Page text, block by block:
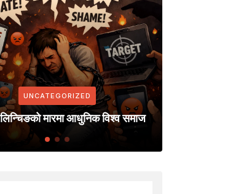
UNCATEGORIZED
सरकारी सूचना सरकारी सञ्चार माध्यममा मात्र
प्रकाशन गर्ने निर्णय; नेपाल पत्रकार महासंघ
शाखाद्वारा ध्यानाकर्षण